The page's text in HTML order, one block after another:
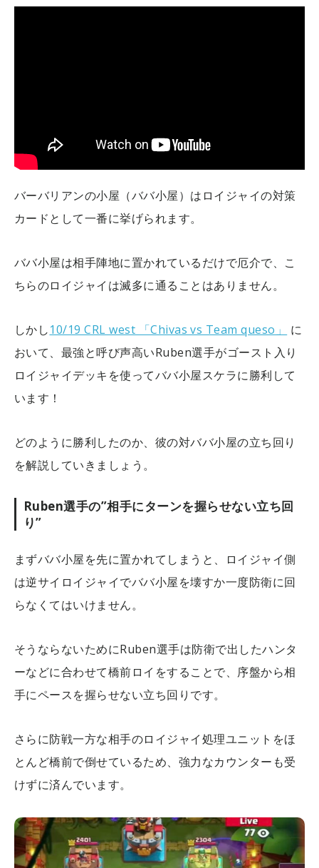
バーバリアンの小屋（ババ小屋）はロイジャイの対策
カードとして一番に挙げられます。
ババ小屋は相手陣地に置かれているだけで厄介で、こ
ちらのロイジャイは滅多に通ることはありません。
しかし10/19 CRL west 「Chivas vs Team queso」
に
おいて、最強と呼び声高いRuben選手がゴースト入り
ロイジャイデッキを使ってババ小屋スケラに勝利して
います！
どのように勝利したのか、彼の対ババ小屋の立ち回り
を解説していきましょう。
Ruben選手の”相手にターンを握らせない立ち回
り”
まずババ小屋を先に置かれてしまうと、ロイジャイ側
は逆サイロイジャイでババ小屋を壊すか一度防衛に回
らなくてはいけません。
そうならないためにRuben選手は防衛で出したハンタ
ーなどに合わせて橋前ロイをすることで、序盤から相
手にペースを握らせない立ち回りです。
さらに防戦一方な相手のロイジャイ処理ユニットをほ
とんど橋前で倒せているため、強力なカウンターも受
けずに済んでいます。